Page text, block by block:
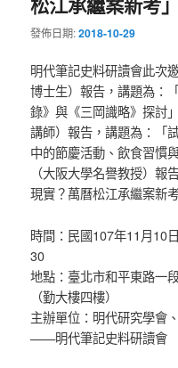
發佈日期:2018-10-29
明代筆記史料研讀會此次
博士生）報告，講題為：
錄》與《三岡識略》探討
講師）報告，講題為：「
中的節慶活動、飲食習慣
（大阪大學名譽教授）
現實？萬曆松江承繼案新
時間：民國107年11月10
30
地點：臺北市和平東路一
（勤大樓四樓）
主辦單位：明代研究學會
——明代筆記史料研讀會